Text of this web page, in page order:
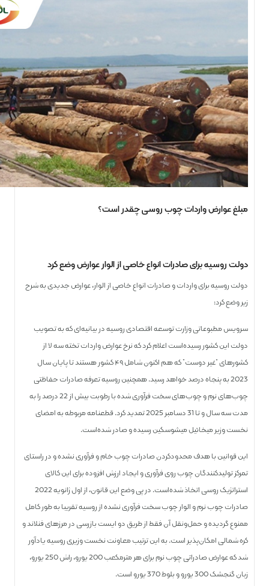
مبلغ عوارض واردات چوب روسی چقدر است؟
دولت روسیه برای صادرات انواع خاصی از الوار عوارض وضع کرد
دولت روسیه برای واردات و صادرات انواع خاصی از الوار، عوارض جدیدی به شرح
زیر وضع کرد:
سرویس مطبوعاتی وزارت توسعه اقتصادی روسیه در بیانیه‌ای که به تصویب
دولت این کشور رسیده‌است اعلام کرد که نرخ عوارض واردات تخته سه لا از
کشورهای “غیر دوست” که هم اکنون شامل ۴۹ کشور هستند تا پایان سال
2023 به پنجاه درصد خواهد رسید. همچنین روسیه تعرفه صادرات حفاظتی
چوب‌های نرم و چوب‌های سخت فرآوری شده با رطوبت بیش از 22 درصد را به
مدت سه سال و تا 31 دسامبر 2025 تمدید کرد. قطعنامه مربوطه به امضای
نخست وزیر میخائیل میشوسکین رسیده و صادر شده‌است.
این قوانین با هدف محدودکردن صادرات چوب خام و فرآوری نشده و در راستای
تمرکز تولیدکنندگان چوب روی فرآوری و ایجاد ارزش افزوده برای این کالای
استراتژیک روسی اتخاذ شده‌است. در پی وضع این قانون، از اول ژانویه 2022
صادرات چوب نرم و الوار چوب سخت فرآوری نشده از روسیه تقریبا به طور کامل
ممنوع گردیده و حمل‌ونقل آن فقط از طریق دو ایست بازرسی در مرزهای فنلاند و
کره شمالی امکان‌پذیر است. به این ترتیب معاونت نخست وزیری روسیه یادآور
شد که عوارض صادراتی چوب نرم برای هر مترمکعب 200 یورو، راش 250 یورو،
زبان گنجشک 300 یورو و بلوط 370 یورو است.